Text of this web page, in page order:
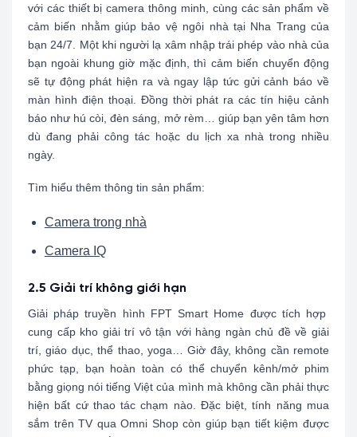
với các thiết bị camera thông minh, cùng các sản phẩm về
cảm biến nhằm giúp bảo vệ ngôi nhà tại Nha Trang của
bạn 24/7. Một khi người lạ xâm nhập trái phép vào nhà của
bạn ngoài khung giờ mặc định, thì cảm biến chuyển động
sẽ tự động phát hiện ra và ngay lập tức gửi cảnh báo về
màn hình điện thoại. Đồng thời phát ra các tín hiệu cảnh
báo như hú còi, đèn sáng, mở rèm… giúp bạn yên tâm hơn
dù đang phải công tác hoặc du lịch xa nhà trong nhiều
ngày.
Tìm hiểu thêm thông tin sản phẩm:
Camera trong nhà
Camera IQ
2.5 Giải trí không giới hạn
Giải pháp truyền hình FPT Smart Home được tích hợp
cung cấp kho giải trí vô tận với hàng ngàn chủ đề về giải
trí, giáo dục, thể thao, yoga… Giờ đây, không cần remote
phức tạp, bạn hoàn toàn có thể chuyển kênh/mở phim
bằng giọng nói tiếng Việt của mình mà không cần phải thực
hiện bất cứ thao tác chạm nào. Đặc biệt, tính năng mua
sắm trên TV qua Omni Shop còn giúp bạn tiết kiệm được